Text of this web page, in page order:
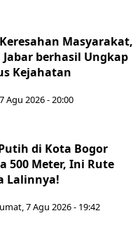
Masyarakat,
Jabar berhasil Ungkap
Kejahatan
Agu 2026 - 20:00
di Kota Bogor
500 Meter, Ini Rute
Lalinnya!
7 Agu 2026 - 19:42